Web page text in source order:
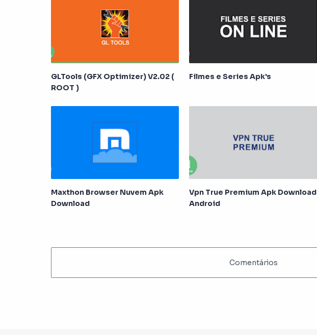
GLTools (GFX Optimizer) V2.02 (
ROOT )
Filmes e Series Apk's
Maxthon Browser Nuvem Apk
Download
Vpn True Premium Apk Download
Android